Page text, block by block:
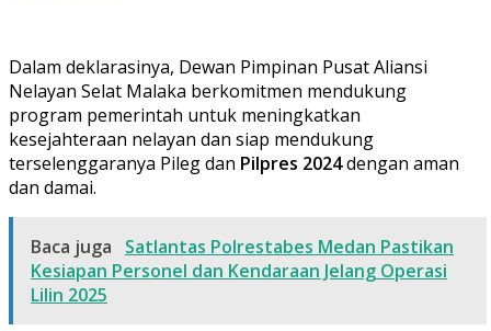
Dalam deklarasinya, Dewan Pimpinan Pusat Aliansi
Nelayan Selat Malaka berkomitmen mendukung
program pemerintah untuk meningkatkan
kesejahteraan nelayan dan siap mendukung
terselenggaranya Pileg dan Pilpres 2024dengan aman
dan damai.
Baca juga
Satlantas Polrestabes Medan Pastikan
Kesiapan Personel dan Kendaraan Jelang Operasi
Lilin 2025